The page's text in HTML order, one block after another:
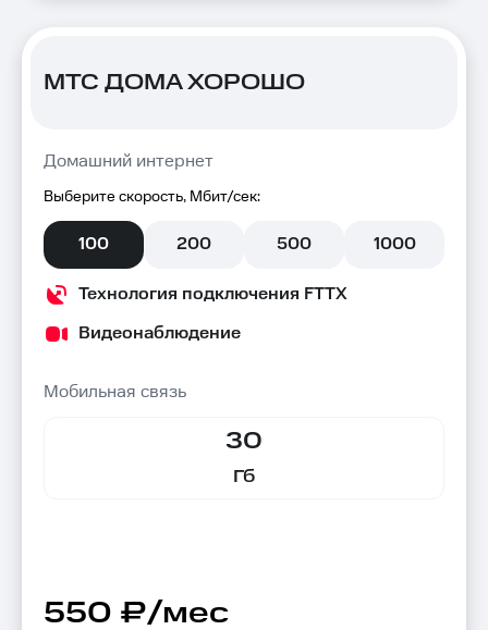
МТС ДОМА ХОРОШО
Домашний интернет
Выберите скорость, Мбит/сек:
100 200 500 1000
Технология подключения FTTX
Видеонаблюдение
Мобильная связь
30
Гб
550 ₽/мес